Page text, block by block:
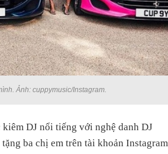
Ảnh: cuppymusic/Instagram.
DJ nổi tiếng với nghệ danh DJ
ba chị em trên tài khoản Instagram